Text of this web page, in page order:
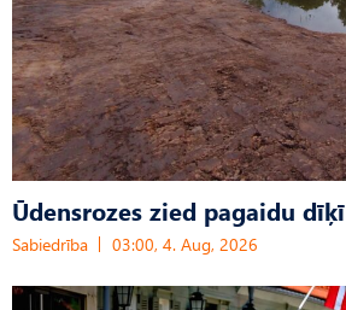
Ūdensrozes zied pagaidu dīķī
Sabiedrība 03:00, 4. Aug, 2026